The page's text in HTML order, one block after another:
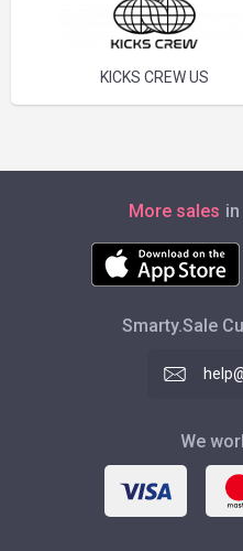
KICKS CREW US
More sales
Smarty.Sale
We